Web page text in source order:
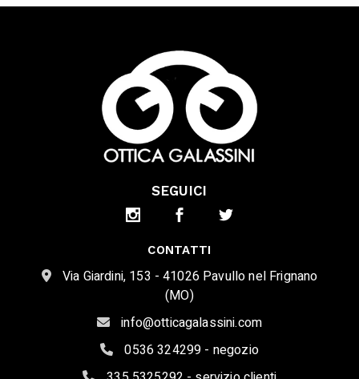
SEGUICI
CONTATTI
Via Giardini, 153 - 41026 Pavullo nel Frignano
(MO)
info@otticagalassini.com
0536 324299 - negozio